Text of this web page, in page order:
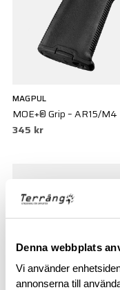
Denna webbplats
Vi använder
annonserna till
MAGPUL
MOE+® Grip – AR15/M4
345 kr